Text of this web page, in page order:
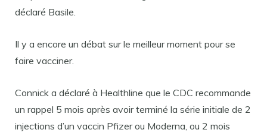
déclaré Basile.
Il y a encore un débat sur le meilleur moment pour se
faire vacciner.
Connick a déclaré à Healthline que le CDC recommande
un rappel 5 mois après avoir terminé la série initiale de 2
injections d’un vaccin Pfizer ou Moderna, ou 2 mois